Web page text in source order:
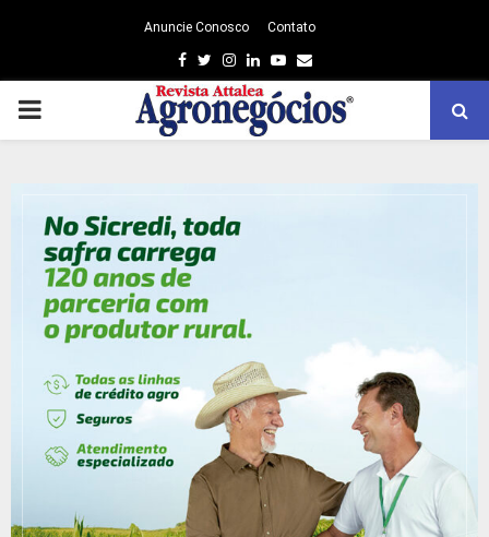
Anuncie Conosco Contato
Facebook
TwitterInstagram
LinkedinYoutube
Email
PRIMARY